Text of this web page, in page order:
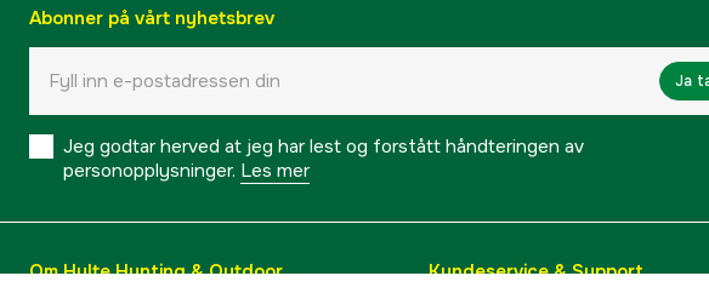
Abonner på vårt nyhetsbrev
Ja
Jeg godtar herved at jeg har lest og forstått håndteringen av
personopplysninger. Les mer
Om Hylte Hunting & Outdoor Kundeservice & Support